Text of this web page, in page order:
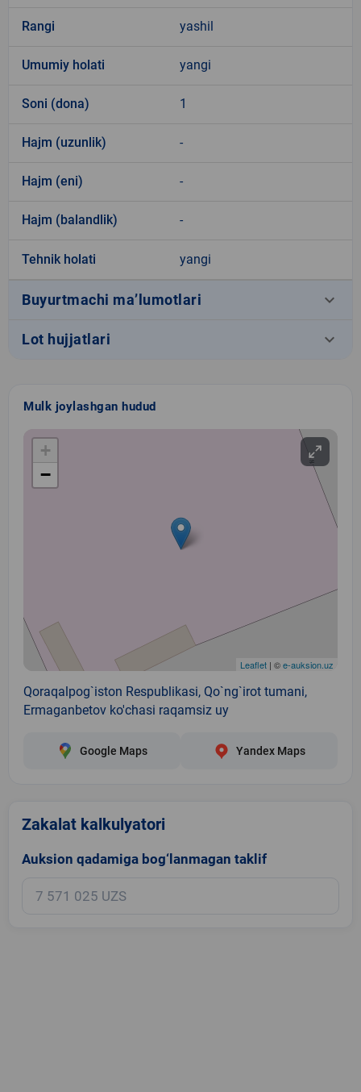
Rangi yashil
Umumiy holati yangi
Soni (dona) 1
Hajm (uzunlik) -
Hajm (eni) -
Hajm (balandlik) -
Tehnik holati yangi
Buyurtmachi ma’lumotlari keyboard_arrow_down
Lot hujjatlari keyboard_arrow_down
Mulk joylashgan hudud
+
−
Leaflet | ©e-auksion.uz
Qoraqalpog`iston Respublikasi, Qo`ng`irot tumani,
Ermaganbetov ko'chasi raqamsiz uy
Google Maps Yandex Maps
Zakalat kalkulyatori
Auksion qadamiga bog‘lanmagan taklif